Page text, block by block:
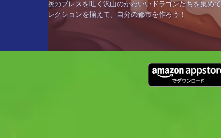
炎のブレスを吐く沢山のかわいいドラゴンたちを集め
レクションを揃えて、自分の都市を作ろう！